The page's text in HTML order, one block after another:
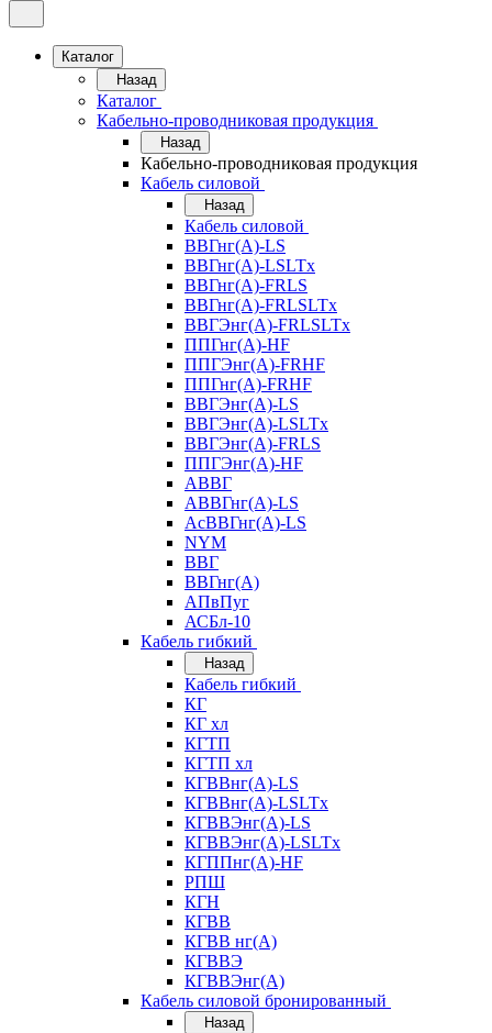
Каталог
Назад
Каталог
Кабельно-проводниковая продукция
Назад
Кабельно-проводниковая продукция
Кабель силовой
Назад
Кабель силовой
ВВГнг(А)-LS
ВВГнг(А)-LSLTx
ВВГнг(А)-FRLS
ВВГнг(А)-FRLSLTx
ВВГЭнг(А)-FRLSLTx
ППГнг(А)-HF
ППГЭнг(А)-FRHF
ППГнг(А)-FRHF
ВВГЭнг(А)-LS
ВВГЭнг(А)-LSLTx
ВВГЭнг(А)-FRLS
ППГЭнг(А)-HF
АВВГ
АВВГнг(А)-LS
АсВВГнг(А)-LS
NYM
ВВГ
ВВГнг(А)
АПвПуг
АСБл-10
Кабель гибкий
Назад
Кабель гибкий
КГ
КГ хл
КГТП
КГТП хл
КГВВнг(А)-LS
КГВВнг(А)-LSLTx
КГВВЭнг(А)-LS
КГВВЭнг(А)-LSLTx
КГППнг(А)-HF
РПШ
КГН
КГВВ
КГВВ нг(А)
КГВВЭ
КГВВЭнг(А)
Кабель силовой бронированный
Назад